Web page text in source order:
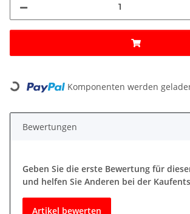
Loading... Komponenten werden
Bewertungen
Geben Sie die erste Bewertung für
und helfen Sie Anderen bei der
Artikel bewerten